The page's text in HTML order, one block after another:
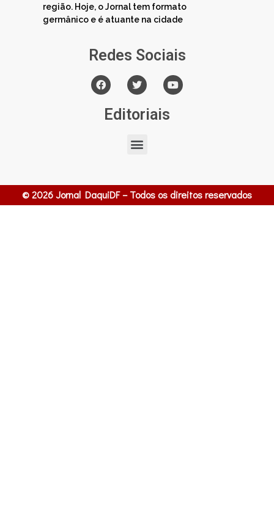
região. Hoje, o Jornal tem formato
germânico e é atuante na cidade
Redes Sociais
Editoriais
© 2026 Jornal DaquiDF – Todos os direitos reservados